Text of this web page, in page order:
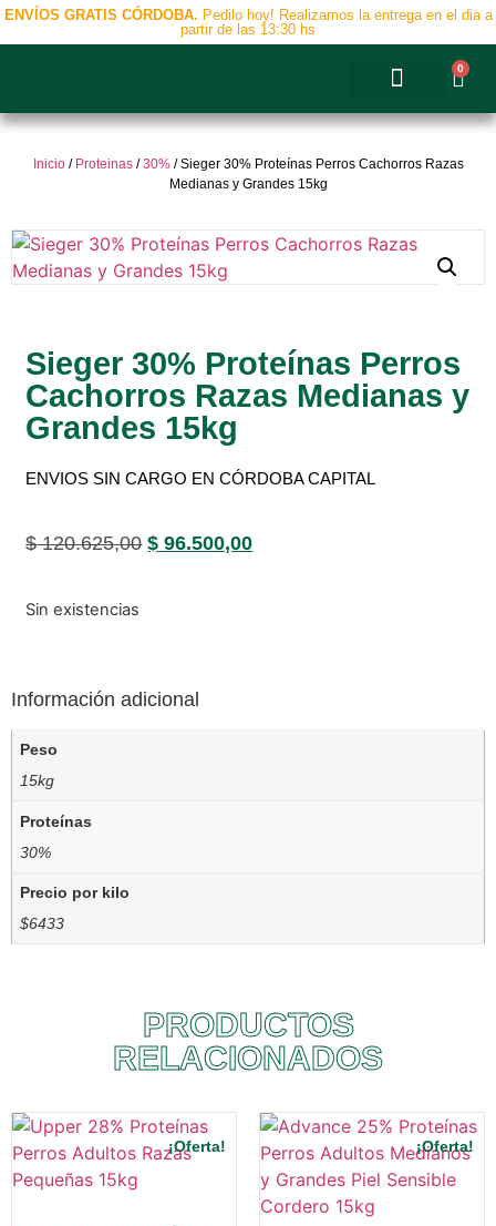
ENVÍOS GRATIS CÓRDOBA. Pedilo hoy! Realizamos la entrega en el dia a
partir de las 13:30 hs
0
Inicio/ Proteinas/30%/ Sieger 30% Proteínas Perros Cachorros Razas
Medianas y Grandes 15kg
Sieger 30% Proteínas Perros
Cachorros Razas Medianas y
Grandes 15kg
ENVIOS SIN CARGO EN CÓRDOBA CAPITAL
$120.625,00 $ 96.500,00
Sin existencias
Información adicional
Peso
15kg
Proteínas
30%
Precio por kilo
$6433
PRODUCTOS
RELACIONADOS
¡Oferta! ¡Oferta!